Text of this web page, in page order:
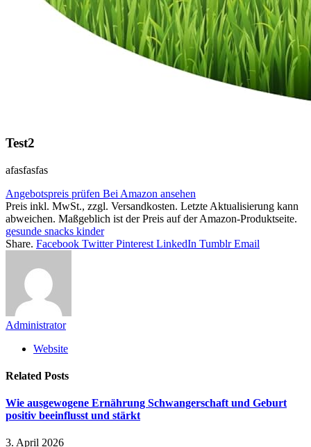
Test2
afasfasfas
Angebotspreis prüfen Bei Amazon ansehen
Preis inkl. MwSt., zzgl. Versandkosten. Letzte Aktualisierung kann
abweichen. Maßgeblich ist der Preis auf der Amazon-Produktseite.
gesunde snacks kinder
Share. Facebook Twitter Pinterest LinkedIn Tumblr Email
Administrator
Website
Related Posts
Wie ausgewogene Ernährung Schwangerschaft und Geburt
positiv beeinflusst und stärkt
3. April 2026